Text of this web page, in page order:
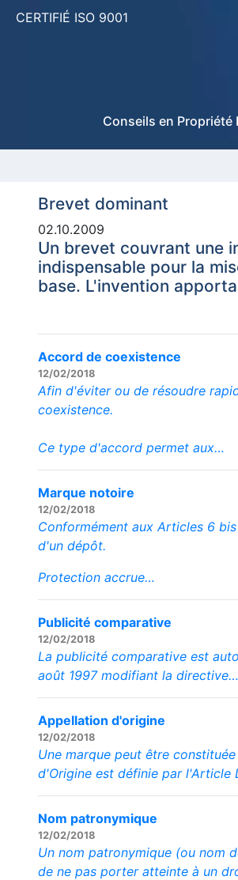
Conseils en Propriété
CERTIFIÉ ISO 9001
Brevet dominant
02.10.2009
Un brevet couvrant une
indispensable pour la
base. L'invention
Accord de coexistence
12/02/2018
Afin d'éviter ou de résoudre
coexistence.
Ce type d'accord permet aux…
Marque notoire
12/02/2018
Conformément aux Articles 6
d'un dépôt.
Protection accrue…
Publicité comparative
12/02/2018
La publicité comparative est
août 1997 modifiant la directive…
Appellation d'origine
12/02/2018
Une marque peut être
d'Origine est définie par l'Article
Nom patronymique
12/02/2018
Un nom patronymique (ou nom
de ne pas porter atteinte à un